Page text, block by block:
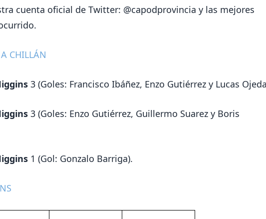
cuenta oficial de Twitter: @capodprovincia y las mejores
CHILLÁN
3 (Goles: Francisco Ibáñez, Enzo Gutiérrez y Lucas
3 (Goles: Enzo Gutiérrez, Guillermo Suarez y Boris
1 (Gol: Gonzalo Barriga).